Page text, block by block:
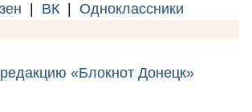
ВК Одноклассники
«Блокнот Донецк»